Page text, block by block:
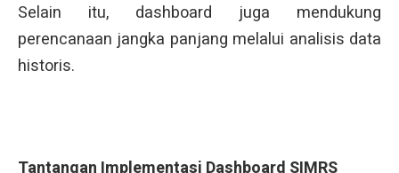
Selain itu, dashboard juga mendukung
perencanaan jangka panjang melalui analisis data
historis.